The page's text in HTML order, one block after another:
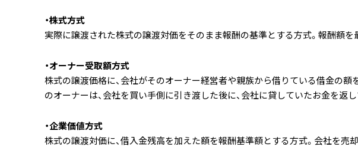
・株式方式
実際に譲渡された株式の譲渡対価をそのまま報酬の基準とする方式。報酬額を
・オーナー受取額方式
株式の譲渡価格に、会社がそのオーナー経営者や親族から借りている借金の
のオーナーは、会社を買い手側に引き渡した後に、会社に貸していたお金を返
・企業価値方式
株式の譲渡対価に、借入金残高を加えた額を報酬基準額とする方式。会社を